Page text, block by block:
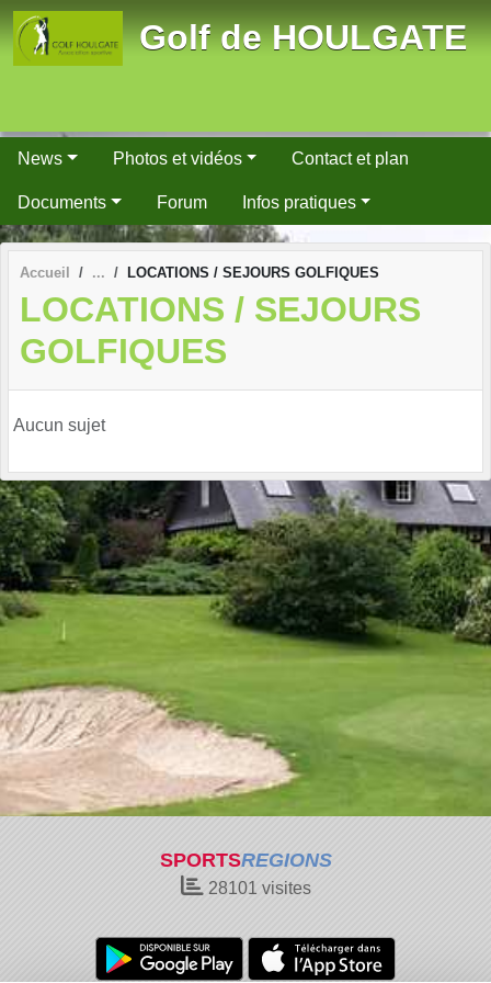
Golf de HOULGATE
News Photos et vidéos Contact et plan
Documents Forum Infos pratiques
Accueil LOCATIONS / SEJOURS GOLFIQUES
LOCATIONS / SEJOURS
GOLFIQUES
Aucun sujet
SPORTSREGIONS
28101 visites
Panneau de gestion des cookies